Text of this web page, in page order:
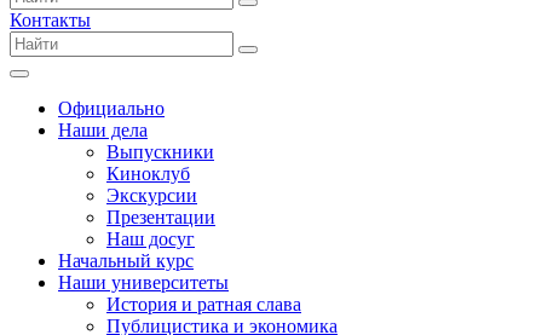
Контакты
Официально
Наши дела
Выпускники
Киноклуб
Экскурсии
Презентации
Наш досуг
Начальный курс
Наши университеты
История и ратная слава
Публицистика и экономика